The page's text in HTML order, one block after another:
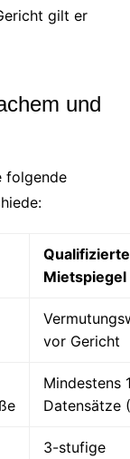
gilt er
und
folgende
Mietspiegel
vor Gericht
Mindestens
Datensätze
3-stufige